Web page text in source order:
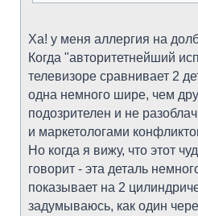
Ха! у меня аллергия на
Когда "авторитетнейший
телевизоре сравнивает 2
одна немного шире, чем
подозрителен и не
и маркетологами
Но когда я вижу, что этот
говорит - эта деталь
показывает на 2
задумываюсь, как один